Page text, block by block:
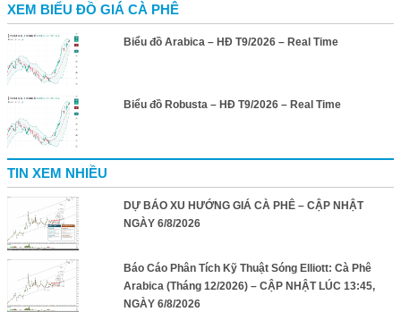
XEM BIỂU ĐỒ GIÁ CÀ PHÊ
Biểu đồ Arabica – HĐ T9/2026 – Real Time
Biểu đồ Robusta – HĐ T9/2026 – Real Time
TIN XEM NHIỀU
DỰ BÁO XU HƯỚNG GIÁ CÀ PHÊ – CẬP NHẬT
NGÀY 6/8/2026
Báo Cáo Phân Tích Kỹ Thuật Sóng Elliott: Cà Phê
Arabica (Tháng 12/2026) – CẬP NHẬT LÚC 13:45,
NGÀY 6/8/2026